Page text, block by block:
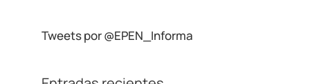
Tweets por @EPEN_Informa